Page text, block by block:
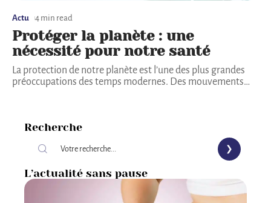
Actu 4 min read
Protéger la planète : une
nécessité pour notre santé
La protection de notre planète est l’une des plus grandes
préoccupations des temps modernes. Des mouvements…
Recherche
L’actualité sans pause